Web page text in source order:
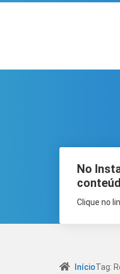
No
Clique no
InícioTag: